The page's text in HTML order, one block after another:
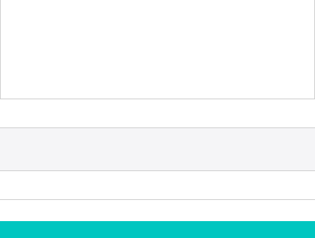
полноценное представление о
Программа ориентирована на тех, кто
хочет стать настоящим мастером